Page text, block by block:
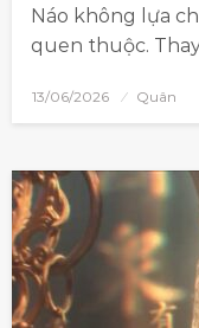
Náo không lựa
quen thuộc.
13/06/2026 Quân